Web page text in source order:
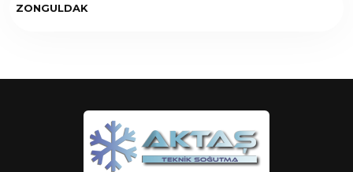
ZONGULDAK